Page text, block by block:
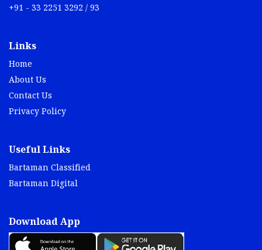
+91 - 33 2251 3292 / 93
Links
Home
About Us
Contact Us
Privacy Policy
Useful Links
Bartaman Classified
Bartaman Digital
Download App